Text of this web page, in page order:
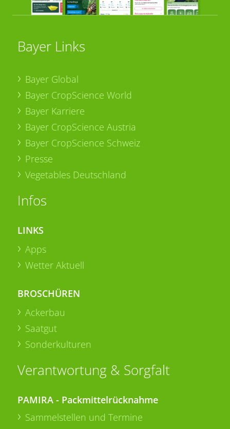
Bayer Links
Bayer Global
Bayer CropScience World
Bayer Karriere
Bayer CropScience Austria
Bayer CropScience Schweiz
Presse
Vegetables Deutschland
Infos
LINKS
Apps
Wetter Aktuell
BROSCHÜREN
Ackerbau
Saatgut
Sonderkulturen
Verantwortung & Sorgfalt
PAMIRA - Packmittelrücknahme
Sammelstellen und Termine